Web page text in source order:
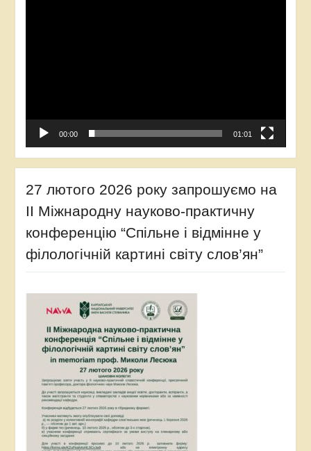
00:00 01:01
27 лютого 2026 року запрошуємо на
ІІ Міжнародну науково-практичну
конференцію “Спільне і відмінне у
філологічній картині світу слов’ян”